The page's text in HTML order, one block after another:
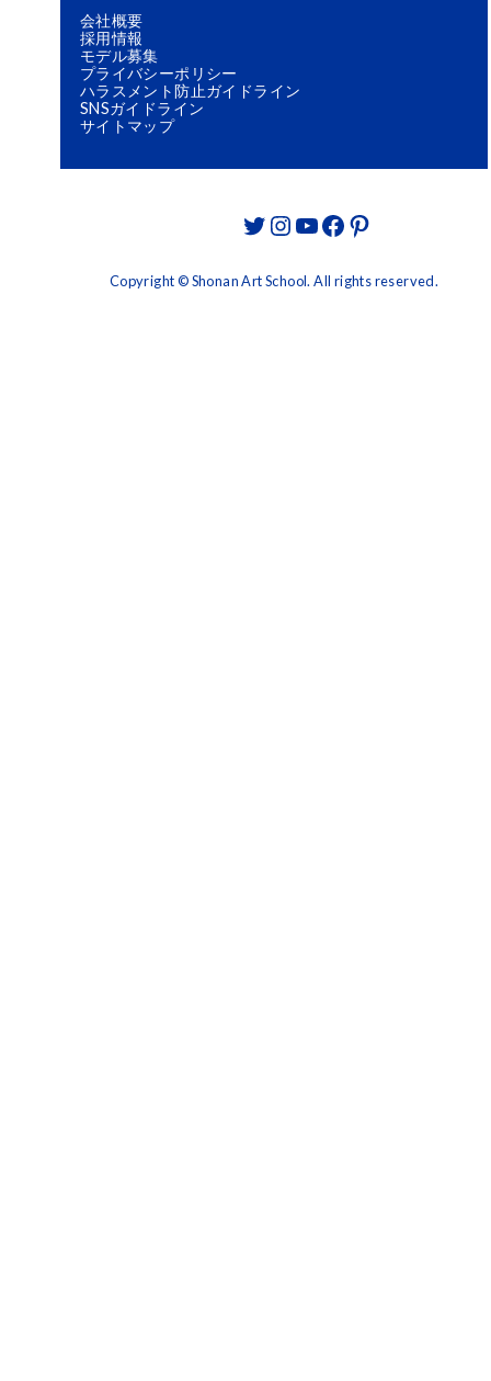
会社概要
採用情報
モデル募集
プライバシーポリシー
ハラスメント防止ガイドライン
SNSガイドライン
サイトマップ
Twitter
Instagram
YouTube
Facebook
Pinterest
Copyright © Shonan Art School. All rights reserved.